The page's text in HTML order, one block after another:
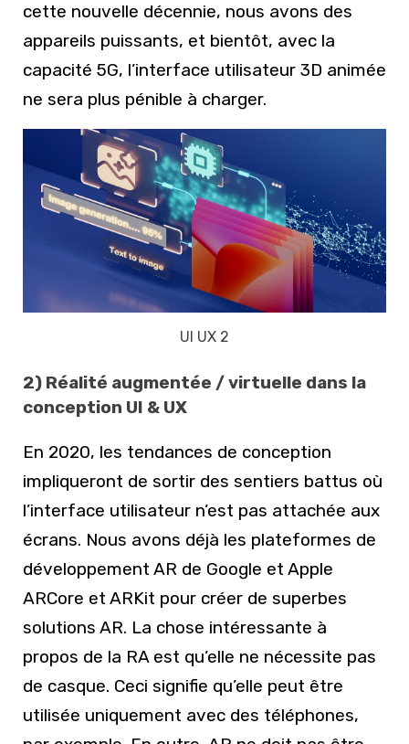
cette nouvelle décennie, nous avons des
appareils puissants, et bientôt, avec la
capacité 5G, l’interface utilisateur 3D animée
ne sera plus pénible à charger.
UI UX 2
2) Réalité augmentée / virtuelle dans la
conception UI & UX
En 2020, les tendances de conception
impliqueront de sortir des sentiers battus où
l’interface utilisateur n’est pas attachée aux
écrans. Nous avons déjà les plateformes de
développement AR de Google et Apple
ARCore et ARKit pour créer de superbes
solutions AR. La chose intéressante à
propos de la RA est qu’elle ne nécessite pas
de casque. Ceci signifie qu’elle peut être
utilisée uniquement avec des téléphones,